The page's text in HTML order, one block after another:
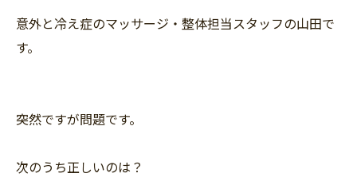
意外と冷え症のマッサージ・整体担当スタッフの山田で
す。
突然ですが問題です。
次のうち正しいのは？